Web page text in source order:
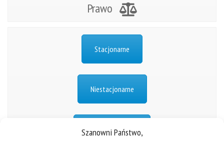
Szanowni Państwo,
Prawo
Stacjonarne
Niestacjonarne
Erasmus